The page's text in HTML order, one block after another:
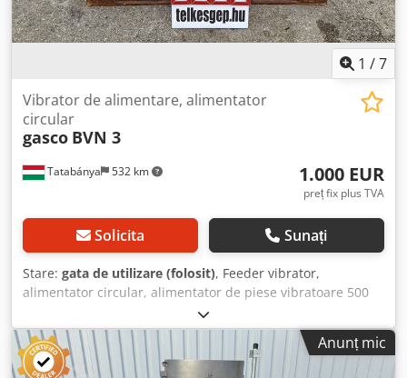
1 /7
Tatabánya 532 km
Vibrator de alimentare, alimentator
circular
gasco BVN 3
1.000 EUR
preț fix plus TVA
Solicita Sunați
Stare: gata de utilizare (folosit), Feeder vibrator,
alimentator circular, alimentator de piese vibratoare 500
mm, utilaj folosit Producător: Gasco Tip: BVN 3 Dimensiuni
generale: Lățime: 580 mm Adâncime: 580 mm Crsdpfxsxnc
Svs Abhof Înălțime: 460 mm Date electrice: 230 V, 1,6 A,
368 W Dimensiune vas: 330–500 mm
Anunț mic